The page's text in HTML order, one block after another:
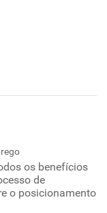
os benefícios
de
o posicionamento